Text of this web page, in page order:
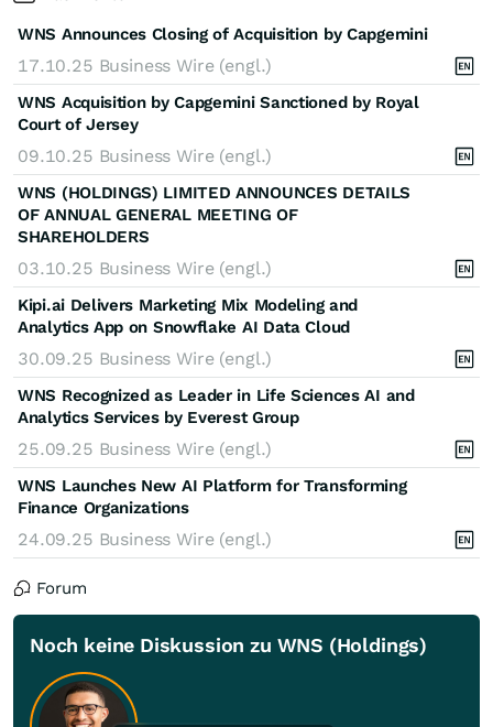
WNS Announces Closing of Acquisition by Capgemini
17.10.25 Business Wire (engl.)
WNS Acquisition by Capgemini Sanctioned by Royal
Court of Jersey
09.10.25 Business Wire (engl.)
WNS (HOLDINGS) LIMITED ANNOUNCES DETAILS
OF ANNUAL GENERAL MEETING OF
SHAREHOLDERS
03.10.25 Business Wire (engl.)
Kipi.ai Delivers Marketing Mix Modeling and
Analytics App on Snowflake AI Data Cloud
30.09.25 Business Wire (engl.)
WNS Recognized as Leader in Life Sciences AI and
Analytics Services by Everest Group
25.09.25 Business Wire (engl.)
WNS Launches New AI Platform for Transforming
Finance Organizations
24.09.25 Business Wire (engl.)
Forum
Noch keine Diskussion zu WNS (Holdings)